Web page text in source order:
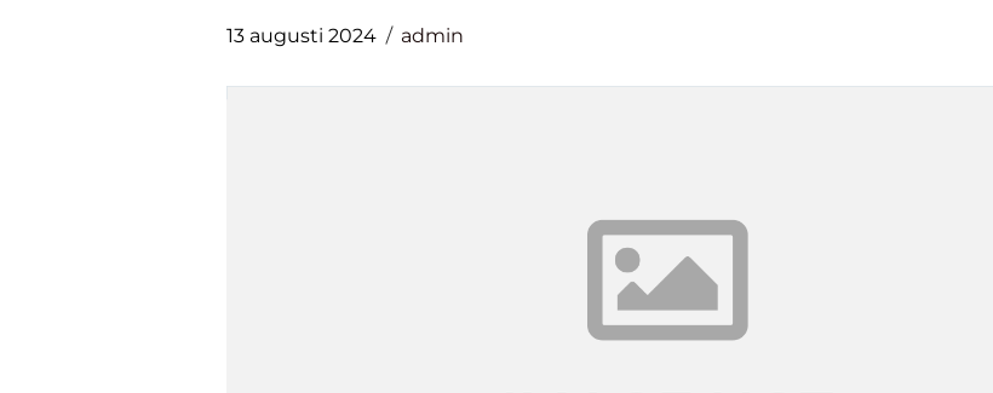
13 augusti 2024 admin